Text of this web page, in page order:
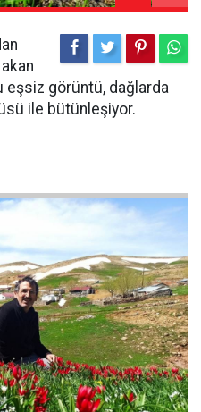
görüntü, dağlarda
ile bütünleşiyor.